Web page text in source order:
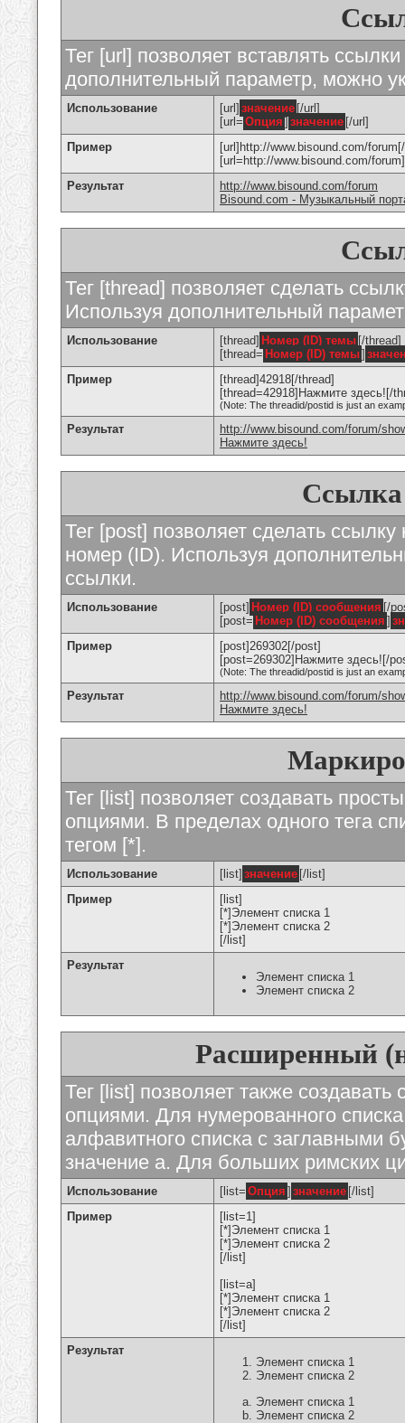
Тег [url] позволяет вставлять
дополнительный параметр, можно
Использование [url] значение [/url]
[url= Опция ] значение [/url]
Пример
[url]http://www.bisound.com/
[url=http://www.bisound.com/
Результат
http://www.bisound.com/forum
Bisound.com - Музыкальный
Тег [thread] позволяет сделать
Используя дополнительный
Использование [thread] Номер (ID) темы [/thread]
[thread= Номер (ID) темы]
Пример
[thread]42918[/thread]
[thread=42918]Нажмите здесь![/
(Note: The threadid/postid is just an
Результат
http://www.bisound.com/forum/
Нажмите здесь!
Ссылка
Тег [post] позволяет сделать
номер (ID). Используя
ссылки.
Использование [post] Номер (ID) сообщения [/
[post= Номер (ID) сообщения ]
Пример
[post]269302[/post]
[post=269302]Нажмите здесь![/
(Note: The threadid/postid is just an
Результат
http://www.bisound.com/forum/
Нажмите здесь!
Тег [list] позволяет создавать
опциями. В пределах одного тега
тегом [*].
Использование [list] значение [/list]
Пример
[list]
[*]Элемент списка 1
[*]Элемент списка 2
[/list]
Результат
Элемент списка 1
Элемент списка 2
Расширенный
Тег [list] позволяет также
опциями. Для нумерованного
алфавитного списка с заглавными
значение а. Для больших римских
Использование [list= Опция ] значение [/list]
Пример
[list=1]
[*]Элемент списка 1
[*]Элемент списка 2
[/list]
[list=a]
[*]Элемент списка 1
[*]Элемент списка 2
[/list]
Результат
Элемент списка 1
Элемент списка 2
Элемент списка 1
Элемент списка 2